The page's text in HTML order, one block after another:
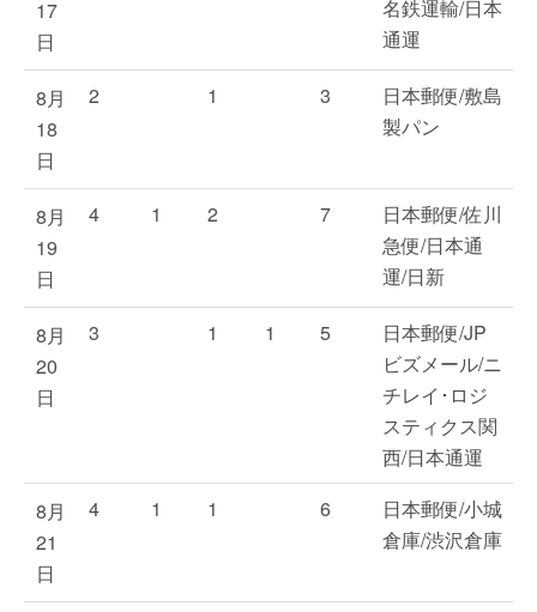
17
日
名鉄運輸/日本
通運
8月
18
日
2 1 3
日本郵便/敷島
製パン
8月
19
日
4 1 2 7
日本郵便/佐川
急便/日本通
運/日新
8月
20
日
3 1 1 5
日本郵便/JP
ビズメール/ニ
チレイ･ロジ
スティクス関
西/日本通運
8月
21
日
4 1 1 6
日本郵便/小城
倉庫/渋沢倉庫